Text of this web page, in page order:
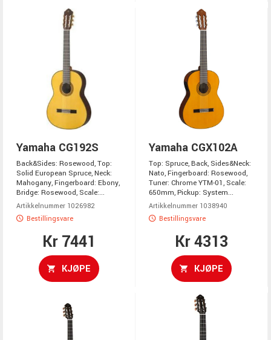
Yamaha CG192S
Back&Sides: Rosewood, Top:
Solid European Spruce, Neck:
Mahogany, Fingerboard: Ebony,
Bridge: Rosewood, Scale:...
Artikkelnummer 1026982
Bestillingsvare
Kr 7441
KJØPE
Yamaha CGX102A
Top: Spruce, Back, Sides&Neck:
Nato, Fingerboard: Rosewood,
Tuner: Chrome YTM-01, Scale:
650mm, Pickup: System...
Artikkelnummer 1038940
Bestillingsvare
Kr 4313
KJØPE